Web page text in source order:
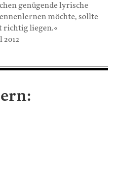
genügende lyrische
möchte, sollte
richtig liegen.«
2012